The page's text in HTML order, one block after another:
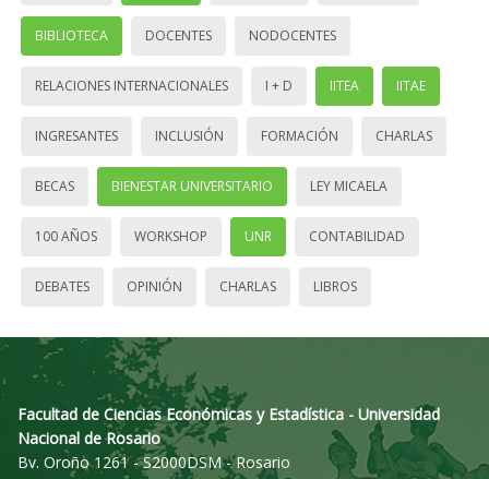
BIBLIOTECA DOCENTES NODOCENTES
RELACIONES INTERNACIONALES I + D IITEA IITAE
INGRESANTES INCLUSIÓN FORMACIÓN CHARLAS
BECAS BIENESTAR UNIVERSITARIO LEY MICAELA
100 AÑOS WORKSHOP UNR CONTABILIDAD
DEBATES OPINIÓN CHARLAS LIBROS
Facultad de Ciencias Económicas y Estadística - Universidad
Nacional de Rosario
Bv. Oroño 1261 - S2000DSM - Rosario